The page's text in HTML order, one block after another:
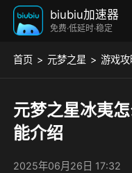
biubiu加速器
免费·低延时·稳定
首页 元梦之星 游戏攻
元梦之星冰夷
能介绍
2025年06月26日 17:32